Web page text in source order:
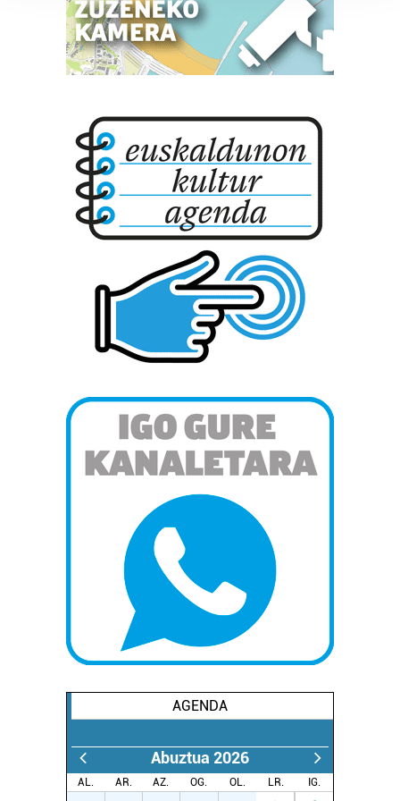
prozesatzen ditugu, zure IP zenbakia, besteak beste,
teknologia erabiliz, cookieak adibidez, iragarki eta eduki
pertsonalizatuak eskaintzeko, iragarkiak eta edukia
erabiltzen dituen hauta dezakezu.
Bazkide batzuek ez dizute baimenik eskatzen, eta beren
interes komertzial legitimoetan babesten dira. Ikusi gure
bazkideen zerrenda, beren ustez zein helburutarako
duten interes legitimoa eta horren aurka nola egin
Lortu zure datu pertsonalak prozesatzeko moduari
buruzko informazio gehiago eta ezarri zure lehentasunak
datuen atalean. Edozein unetan alda edo ken dezakezu
zure baimena Cookieen adierazpenean.
Webgune honek cookie propioak eta hirugarrenen cookie-
fitxategiak erabiltzen ditu. Zure esperientzia eta
zerbitzuak hobetzeko asmoz, cookie teknologiaz
baliatzen gara. Ohar hau onartuz gero, teknologia hori
erabiltzeko baimen esplizitua ematen diguzu.
AGENDA
Abuztua 2026
AL. AR. AZ. OG. OL. LR.
IG.